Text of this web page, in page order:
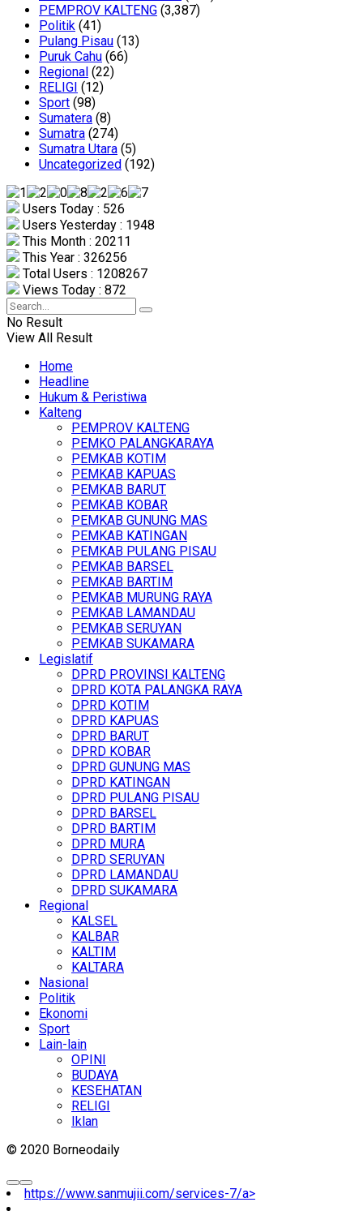
PEMPROV KALTENG (3,387)
Politik (41)
Pulang Pisau (13)
Puruk Cahu (66)
Regional (22)
RELIGI (12)
Sport (98)
Sumatera (8)
Sumatra (274)
Sumatra Utara (5)
Uncategorized (192)
Users Today : 526
Users Yesterday : 1948
This Month : 20211
This Year : 326256
Total Users : 1208267
Views Today : 872
No Result
View All Result
Home
Headline
Hukum & Peristiwa
Kalteng
PEMPROV KALTENG
PEMKO PALANGKARAYA
PEMKAB KOTIM
PEMKAB KAPUAS
PEMKAB BARUT
PEMKAB KOBAR
PEMKAB GUNUNG MAS
PEMKAB KATINGAN
PEMKAB PULANG PISAU
PEMKAB BARSEL
PEMKAB BARTIM
PEMKAB MURUNG RAYA
PEMKAB LAMANDAU
PEMKAB SERUYAN
PEMKAB SUKAMARA
Legislatif
DPRD PROVINSI KALTENG
DPRD KOTA PALANGKA RAYA
DPRD KOTIM
DPRD KAPUAS
DPRD BARUT
DPRD KOBAR
DPRD GUNUNG MAS
DPRD KATINGAN
DPRD PULANG PISAU
DPRD BARSEL
DPRD BARTIM
DPRD MURA
DPRD SERUYAN
DPRD LAMANDAU
DPRD SUKAMARA
Regional
KALSEL
KALBAR
KALTIM
KALTARA
Nasional
Politik
Ekonomi
Sport
Lain-lain
OPINI
BUDAYA
KESEHATAN
RELIGI
Iklan
© 2020 Borneodaily
https://www.sanmujii.com/services-7/a>